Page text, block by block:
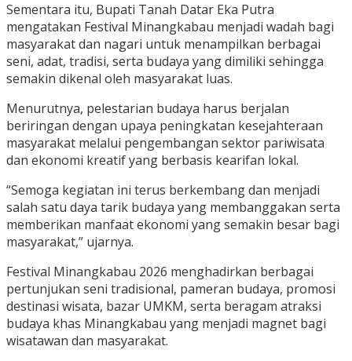
Sementara itu, Bupati Tanah Datar Eka Putra
mengatakan Festival Minangkabau menjadi wadah bagi
masyarakat dan nagari untuk menampilkan berbagai
seni, adat, tradisi, serta budaya yang dimiliki sehingga
semakin dikenal oleh masyarakat luas.
Menurutnya, pelestarian budaya harus berjalan
beriringan dengan upaya peningkatan kesejahteraan
masyarakat melalui pengembangan sektor pariwisata
dan ekonomi kreatif yang berbasis kearifan lokal.
“Semoga kegiatan ini terus berkembang dan menjadi
salah satu daya tarik budaya yang membanggakan serta
memberikan manfaat ekonomi yang semakin besar bagi
masyarakat,” ujarnya.
Festival Minangkabau 2026 menghadirkan berbagai
pertunjukan seni tradisional, pameran budaya, promosi
destinasi wisata, bazar UMKM, serta beragam atraksi
budaya khas Minangkabau yang menjadi magnet bagi
wisatawan dan masyarakat.